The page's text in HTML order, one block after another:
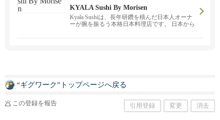
KYALA Sushi By Morisen
Kyala Sushiは、長年研鑽を積んだ日本人オーナ
ーが腕を振るう本格日本料理店です。 日本から
細は仕事探しをご覧ください。
“ギグワーク”トップページへ戻る
この登録を報告 引用登録 変更 消去